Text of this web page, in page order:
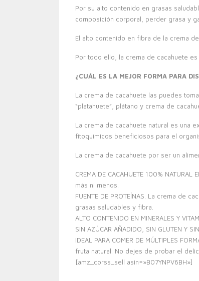
Por su alto contenido en grasas
composición corporal, perder grasa y
El alto contenido en fibra de la crema
Por todo ello, la crema de cacahuete
¿CUÁL ES LA MEJOR FORMA PARA
La crema de cacahuete las puedes
“platahuete”, plátano y crema de
La crema de cacahuete natural es una
fitoquímicos beneficiosos para el
La crema de cacahuete por ser un
CREMA DE CACAHUETE 100%
más ni menos.
FUENTE DE PROTEÍNAS. La crema
grasas saludables y fibra.
ALTO CONTENIDO EN MINERALES Y
SIN AZÚCAR AÑADIDO, SIN GLUTEN Y
IDEAL PARA COMER DE MÚLTIPLES
fruta natural. No dejes de probar el
[amz_corss_sell asin=»B07YNPV6BH»]